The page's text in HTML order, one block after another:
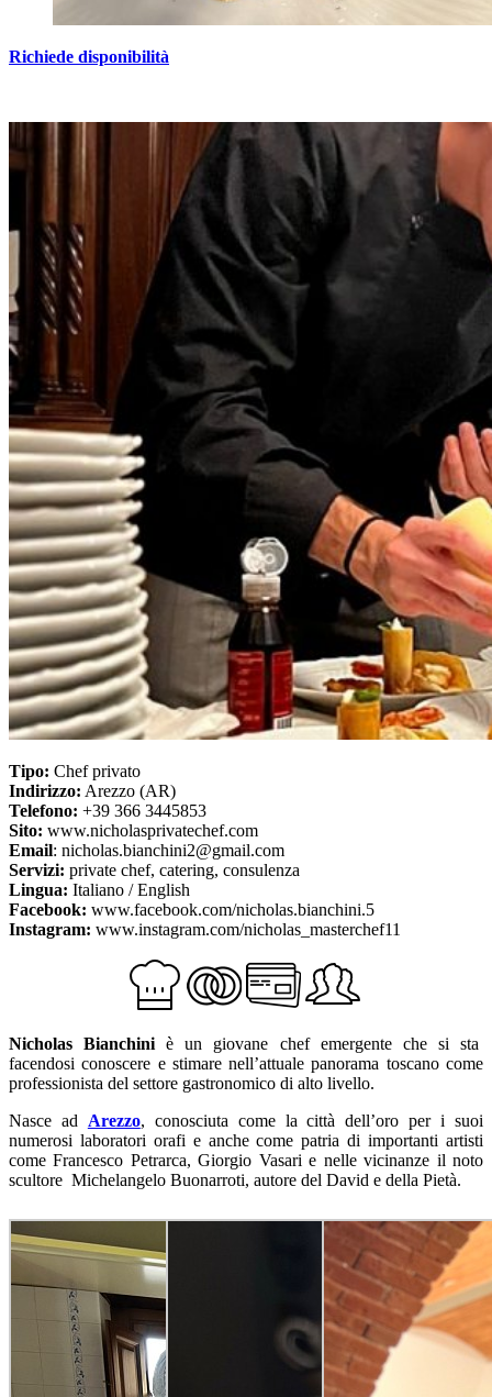
Richiede disponibilità
Tipo: Chef privato
Indirizzo: Arezzo (AR)
Telefono: +39 366 3445853
Sito: www.nicholasprivatechef.com
Email: nicholas.bianchini2@gmail.com
Servizi: private chef, catering, consulenza
Lingua: Italiano / English
Facebook: www.facebook.com/nicholas.bianchini.5
Instagram: www.instagram.com/nicholas_masterchef11
Nicholas Bianchini è un giovane chef emergente che si sta
facendosi conoscere e stimare nell’attuale panorama toscano come
professionista del settore gastronomico di alto livello.
Nasce ad Arezzo, conosciuta come la città dell’oro per i suoi
numerosi laboratori orafi e anche come patria di importanti artisti
come Francesco Petrarca, Giorgio Vasari e nelle vicinanze il noto
scultore Michelangelo Buonarroti, autore del David e della Pietà.